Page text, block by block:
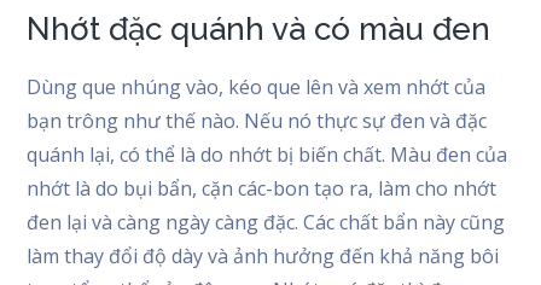
Nhớt đặc quánh và có màu đen
Dùng que nhúng vào, kéo que lên và xem nhớt của
bạn trông như thế nào. Nếu nó thực sự đen và đặc
quánh lại, có thể là do nhớt bị biến chất. Màu đen của
nhớt là do bụi bẩn, cặn các-bon tạo ra, làm cho nhớt
đen lại và càng ngày càng đặc. Các chất bẩn này cũng
làm thay đổi độ dày và ảnh hưởng đến khả năng bôi